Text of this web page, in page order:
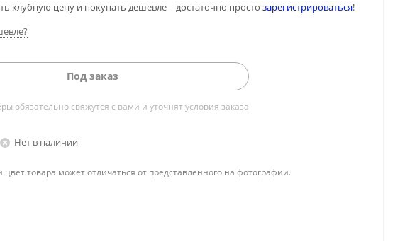
клубную цену и покупать дешевле – достаточно просто зарегистрироваться!
Под заказ
обязательно свяжутся с вами и уточнят условия заказа
Нет в наличии
товара может отличаться от представленного на фотографии.